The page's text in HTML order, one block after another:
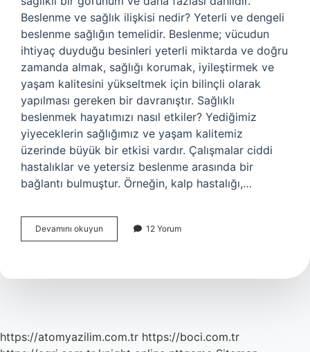
Beslenme ve sağlık ilişkisi nedir? Yeterli ve dengeli
beslenme sağlığın temelidir. Beslenme; vücudun
ihtiyaç duyduğu besinleri yeterli miktarda ve doğru
zamanda almak, sağlığı korumak, iyileştirmek ve
yaşam kalitesini yükseltmek için bilinçli olarak
yapılması gereken bir davranıştır. Sağlıklı
beslenmek hayatımızı nasıl etkiler? Yediğimiz
yiyeceklerin sağlığımız ve yaşam kalitemiz
üzerinde büyük bir etkisi vardır. Çalışmalar ciddi
hastalıklar ve yetersiz beslenme arasında bir
bağlantı bulmuştur. Örneğin, kalp hastalığı,…
Devamını okuyun Beslenmenin
Sağlık
Nedir
12 Yorum
https://atomyazilim.com.tr https://boci.com.tr